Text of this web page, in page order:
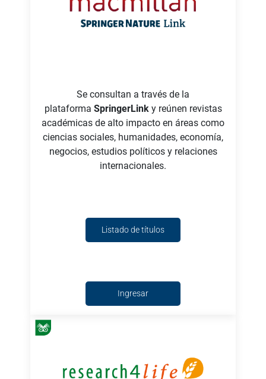
Se consultan a través de la
plataforma SpringerLinky reúnen revistas
académicas de alto impacto en áreas como
ciencias sociales, humanidades, economía,
negocios, estudios políticos y relaciones
internacionales.
Listado de títulos
Ingresar